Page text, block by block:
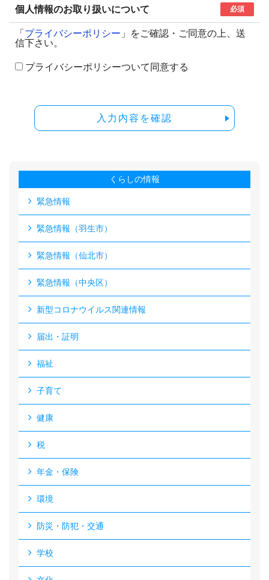
個人情報のお取り扱いについて 必須
「 プライバシーポリシー 」をご確認・ご同意の上、送
信下さい。
プライバシーポリシーついて同意する
入力内容を確認
くらしの情報
緊急情報
緊急情報（羽生市）
緊急情報（仙北市）
緊急情報（中央区）
新型コロナウイルス関連情報
届出・証明
福祉
子育て
健康
税
年金・保険
環境
防災・防犯・交通
学校